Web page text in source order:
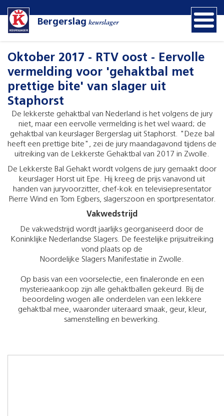
Bergerslag keurslager
Oktober 2017 - RTV oost - Eervolle
vermelding voor 'gehaktbal met
prettige bite' van slager uit
Staphorst
De lekkerste gehaktbal van Nederland is het volgens de jury
niet, maar een eervolle vermelding is het wel waard; de
gehaktbal van keurslager Bergerslag uit Staphorst. "Deze bal
heeft een prettige bite", zei de jury maandagavond tijdens de
uitreiking van de Lekkerste Gehaktbal van 2017 in Zwolle.
De Lekkerste Bal Gehakt wordt volgens de jury gemaakt door
keurslager Horst uit Epe. Hij kreeg de prijs vanavond uit
handen van juryvoorzitter, chef-kok en televisiepresentator
Pierre Wind en Tom Egbers, slagerszoon en sportpresentator.
Vakwedstrijd
De vakwedstrijd wordt jaarlijks georganiseerd door de
Koninklijke Nederlandse Slagers. De feestelijke prijsuitreiking
vond plaats op de
Noordelijke Slagers Manifestatie in Zwolle.
Op basis van een voorselectie, een finaleronde en een
mysterieaankoop zijn alle gehaktballen gekeurd. Bij de
beoordeling wogen alle onderdelen van een lekkere
gehaktbal mee, waaronder uiteraard smaak, geur, kleur,
samenstelling en bewerking.